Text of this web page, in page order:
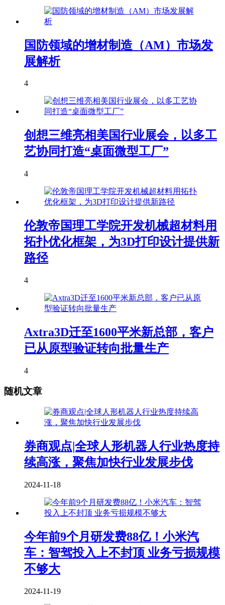
国防领域的增材制造（AM）市场发
展解析
4
创想三维亮相美国行业展会，以多工
艺协同打造“桌面微型工厂”
4
伦敦帝国理工学院开发机械超材料用
拓扑优化框架，为3D打印设计提供新
路径
4
Axtra3D迁至1600平米新总部，客户
已从原型验证转向批量生产
4
随机文章
券商观点|全球人形机器人行业热度持
续高涨，聚焦加快行业发展步伐
2024-11-18
今年前9个月研发费88亿！小米汽
车：智驾投入上不封顶 业务亏损规模
不够大
2024-11-19